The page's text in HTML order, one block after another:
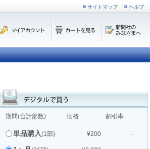
サイトマップ ヘルプ
期間(合計部数) 価格 割引率
単品購入(1部) ¥200 -